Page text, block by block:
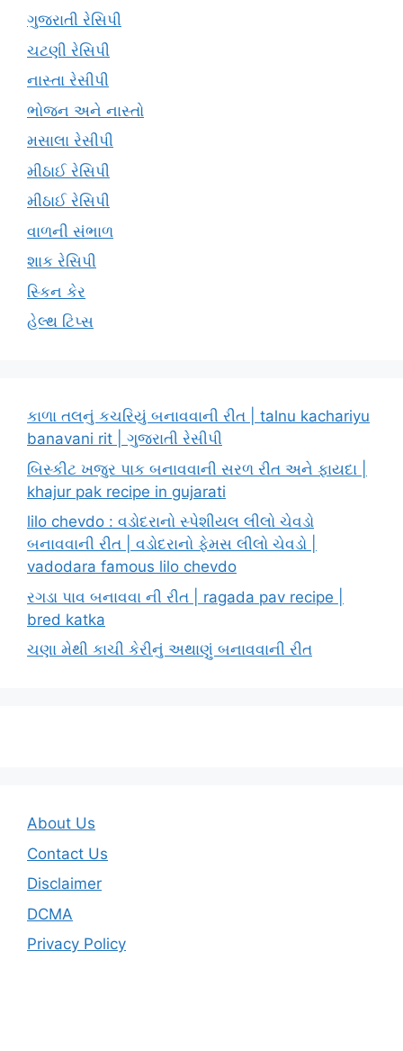
ગુજરાતી રેસિપી
ચટણી રેસિપી
નાસ્તા રેસીપી
ભોજન અને નાસ્તો
મસાલા રેસીપી
મીઠાઈ રેસિપી
મીઠાઈ રેસિપી
વાળની સંભાળ
શાક રેસિપી
સ્કિન કેર
હેલ્થ ટિપ્સ
કાળા તલનું કચરિયું બનાવવાની રીત | talnu kachariyu
banavani rit | ગુજરાતી રેસીપી
બિસ્કીટ ખજુર પાક બનાવવાની સરળ રીત અને ફાયદા |
khajur pak recipe in gujarati
lilo chevdo : વડોદરાનો સ્પેશીયલ લીલો ચેવડો
બનાવવાની રીત | વડોદરાનો ફેમસ લીલો ચેવડો |
vadodara famous lilo chevdo
રગડા પાવ બનાવવા ની રીત | ragada pav recipe |
bred katka
ચણા મેથી કાચી કેરીનું અથાણું બનાવવાની રીત
About Us
Contact Us
Disclaimer
DCMA
Privacy Policy